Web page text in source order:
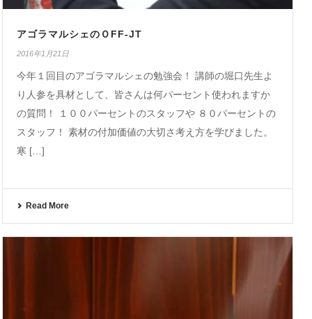
アゴラマルシェのＯFF-JT
2016年1月21日
今年１回目のアゴラマルシェの勉強会！ 講師の堀口先生よ
り人参を具材として、皆さんは何パーセント使われますか
の質問！ １００パーセントのスタッフや ８０パーセントの
スタッフ！ 素材の付加価値の大切さ考え方を学びました。
寒 […]
Read More